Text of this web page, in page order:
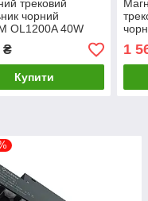
трековий
чорний
OL1200A 40W
6000K)
₴
Купити
1